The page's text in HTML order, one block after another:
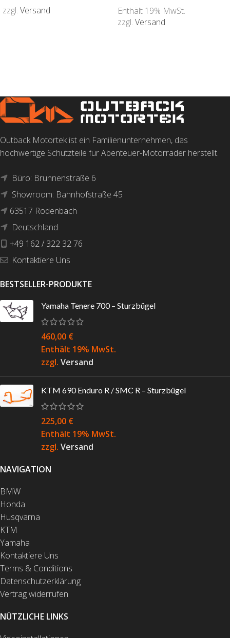
zzgl. Versand
Enthält 19% MwSt.
zzgl. Versand
Outback Motortek ist ein Familienunternehmen, das
hochwertige Schutzteile für Abenteuer-Motorräder herstellt.
Büro: Brunnenstraße 6
Showroom: Bahnhofstraße 45
63517 Rodenbach
Deutschland
+49 162 / 322 32 76
Kontaktiere Uns
BESTSELLER-PRODUKTE
Yamaha Tenere 700 – Sturzbügel
460,00 €
Enthält 19% MwSt.
zzgl. Versand
KTM 690 Enduro R / SMC R – Sturzbügel
225,00 €
Enthält 19% MwSt.
zzgl. Versand
NAVIGATION
BMW
Honda
Husqvarna
KTM
Yamaha
Kontaktiere Uns
Terms & Conditions
Datenschutzerklärung
Vertrag widerrufen
NÜTZLICHE LINKS